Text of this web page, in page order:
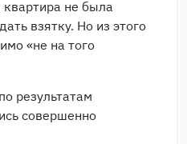
не была
взятку. Но из этого
«не на того
результатам
совершенно